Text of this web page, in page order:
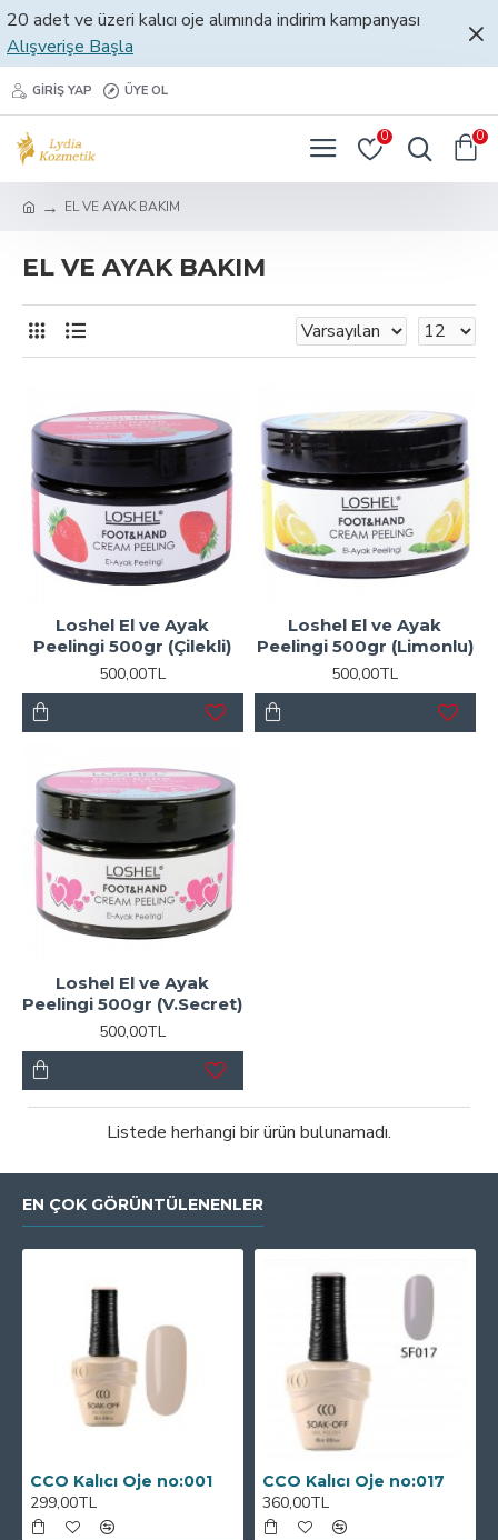
20 adet ve üzeri kalıcı oje alımında indirim kampanyası
Alışverişe Başla
GIRIŞ YAP ÜYE OL
0 0
EL VE AYAK BAKIM
EL VE AYAK BAKIM
Loshel El ve Ayak
Peelingi 500gr (Çilekli)
500,00TL
Loshel El ve Ayak
Peelingi 500gr (Limonlu)
500,00TL
Loshel El ve Ayak
Peelingi 500gr (V.Secret)
500,00TL
Listede herhangi bir ürün bulunamadı.
EN ÇOK GÖRÜNTÜLENENLER
CCO Kalıcı Oje no:001
299,00TL
CCO Kalıcı Oje no:017
360,00TL